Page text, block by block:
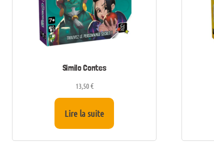
Similo Contes
13,50€
Lire la suite